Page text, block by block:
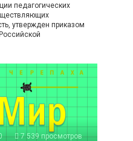
педагогических
утвержден приказом
7 539 просмотров